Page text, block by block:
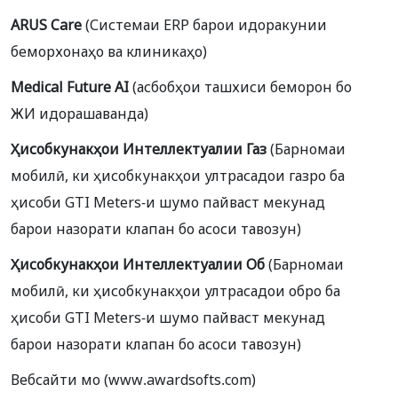
ARUS Care(Системаи ERP барои идоракунии
беморхонаҳо ва клиникаҳо)
Medical Future AI(асбобҳои ташхиси беморон бо
ЖИ идорашаванда)
Ҳисобкунакҳои Интеллектуалии Газ(Барномаи
мобилӣ, ки ҳисобкунакҳои ултрасадои газро ба
ҳисоби GTI Meters-и шумо пайваст мекунад
барои назорати клапан бо асоси тавозун)
Ҳисобкунакҳои Интеллектуалии Об(Барномаи
мобилӣ, ки ҳисобкунакҳои ултрасадои обро ба
ҳисоби GTI Meters-и шумо пайваст мекунад
барои назорати клапан бо асоси тавозун)
Вебсайти мо (www.awardsofts.com)